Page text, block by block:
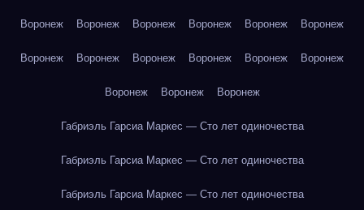
Воронеж Воронеж Воронеж Воронеж Воронеж Воронеж
Воронеж Воронеж Воронеж Воронеж Воронеж Воронеж
Воронеж Воронеж Воронеж
Габриэль Гарсиа Маркес — Сто лет одиночества
Габриэль Гарсиа Маркес — Сто лет одиночества
Габриэль Гарсиа Маркес — Сто лет одиночества